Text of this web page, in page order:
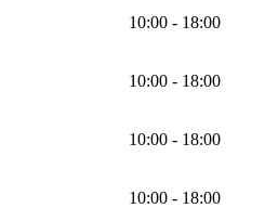
10:00 - 18:00
10:00 - 18:00
10:00 - 18:00
10:00 - 18:00